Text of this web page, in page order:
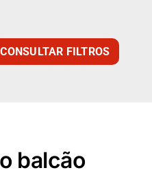
CONSULTAR FILTROS
balcão